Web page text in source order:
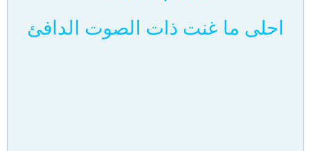
احلى ما غنت ذات الصوت الدافئ